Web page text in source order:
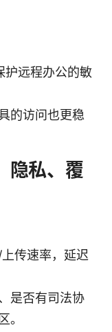
护远程办公的敏
的访问也更稳
隐私、覆
传速率，延迟
是否有司法协
。